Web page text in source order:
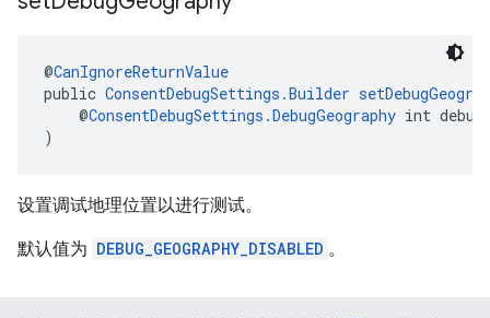
@CanIgnoreReturnValue
public ConsentDebugSettings.Builder
@ConsentDebugSettings.DebugGeography int
)
设置调试地理位置以进行测试。
默认值为 DEBUG_GEOGRAPHY_DISABLED 。